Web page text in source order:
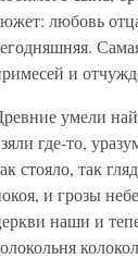
любовь
и
умели
где-то,
стояло, так
и грозы
наши и